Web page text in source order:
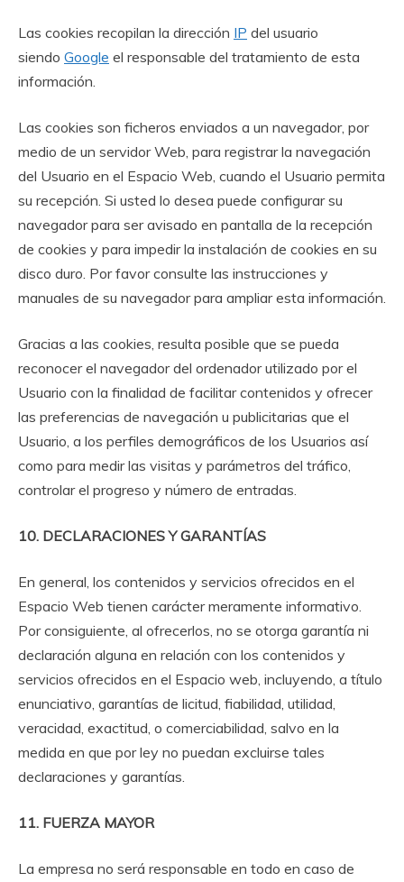
Las cookies recopilan la dirección IP del usuario
siendo Google el responsable del tratamiento de esta
información.
Las cookies son ficheros enviados a un navegador, por
medio de un servidor Web, para registrar la navegación
del Usuario en el Espacio Web, cuando el Usuario permita
su recepción. Si usted lo desea puede configurar su
navegador para ser avisado en pantalla de la recepción
de cookies y para impedir la instalación de cookies en su
disco duro. Por favor consulte las instrucciones y
manuales de su navegador para ampliar esta información.
Gracias a las cookies, resulta posible que se pueda
reconocer el navegador del ordenador utilizado por el
Usuario con la finalidad de facilitar contenidos y ofrecer
las preferencias de navegación u publicitarias que el
Usuario, a los perfiles demográficos de los Usuarios así
como para medir las visitas y parámetros del tráfico,
controlar el progreso y número de entradas.
10. DECLARACIONES Y GARANTÍAS
En general, los contenidos y servicios ofrecidos en el
Espacio Web tienen carácter meramente informativo.
Por consiguiente, al ofrecerlos, no se otorga garantía ni
declaración alguna en relación con los contenidos y
servicios ofrecidos en el Espacio web, incluyendo, a título
enunciativo, garantías de licitud, fiabilidad, utilidad,
veracidad, exactitud, o comerciabilidad, salvo en la
medida en que por ley no puedan excluirse tales
declaraciones y garantías.
11. FUERZA MAYOR
La empresa no será responsable en todo en caso de